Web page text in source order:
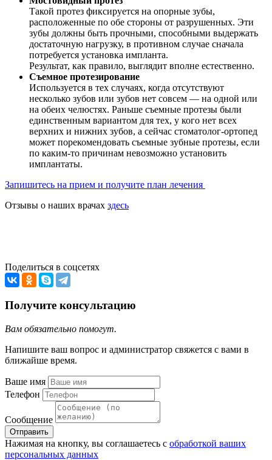
Такой протез фиксируется на опорные зубы,
расположенные по обе стороны от разрушенных. Эти
зубы должны быть прочными, способными выдержать
достаточную нагрузку, в противном случае сначала
потребуется установка импланта.
Результат, как правило, выглядит вполне естественно.
Съемное протезирование
Используется в тех случаях, когда отсутствуют
несколько зубов или зубов нет совсем — на одной или
на обеих челюстях. Раньше съемные протезы были
единственным вариантом для тех, у кого нет всех
верхних и нижних зубов, а сейчас стоматолог-ортопед
может порекомендовать съемные зубные протезы, если
по каким-то причинам невозможно установить
имплантаты.
Запишитесь на прием и получите план лечения
Отзывы о наших врачах здесь
Поделиться в соцсетях
Получите консультацию
Вам обязательно помогут.
Напишите ваш вопрос и администратор свяжется с вами в
ближайше время.
Ваше имя
Телефон
Сообщение
Отправить
Нажимая на кнопку, вы соглашаетесь с обработкой ваших
персональных данных